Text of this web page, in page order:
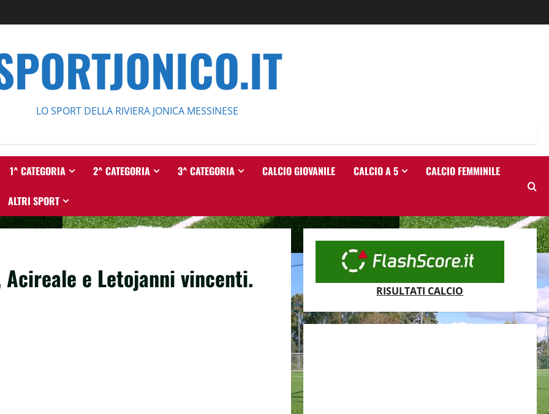
LO SPORT DELLA RIVIERA JONICA MESSINESE
1^ CATEGORIA 2^ CATEGORIA 3^ CATEGORIA CALCIO GIOVANILE CALCIO A 5 CALCIO FEMMINILE
ALTRI SPORT
e Letojanni vincenti.
RISULTATI CALCIO